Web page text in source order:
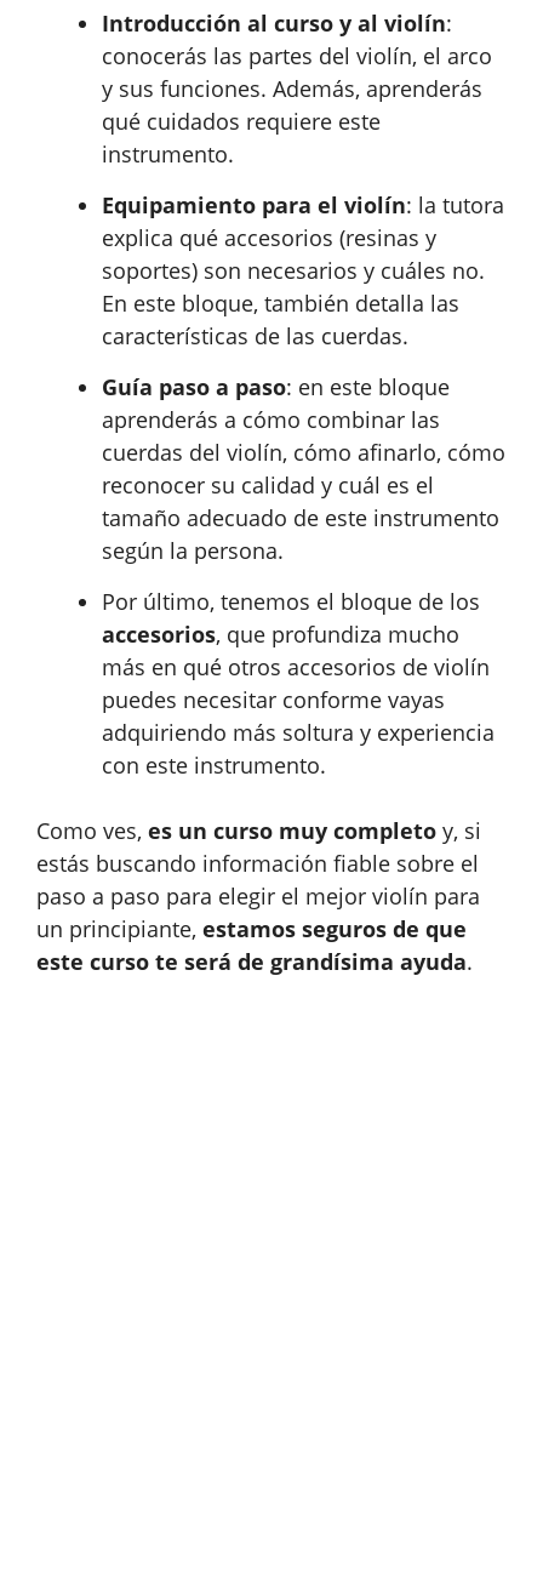
Introducción al curso y al violín:
conocerás las partes del violín, el arco
y sus funciones. Además, aprenderás
qué cuidados requiere este
instrumento.
Equipamiento para el violín: la tutora
explica qué accesorios (resinas y
soportes) son necesarios y cuáles no.
En este bloque, también detalla las
características de las cuerdas.
Guía paso a paso: en este bloque
aprenderás a cómo combinar las
cuerdas del violín, cómo afinarlo, cómo
reconocer su calidad y cuál es el
tamaño adecuado de este instrumento
según la persona.
Por último, tenemos el bloque de los
accesorios, que profundiza mucho
más en qué otros accesorios de violín
puedes necesitar conforme vayas
adquiriendo más soltura y experiencia
con este instrumento.
Como ves, es un curso muy completo y, si
estás buscando información fiable sobre el
paso a paso para elegir el mejor violín para
un principiante, estamos seguros de que
este curso te será de grandísima ayuda.